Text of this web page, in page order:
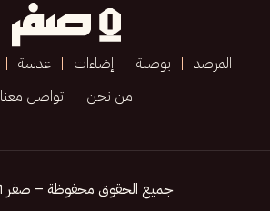
المرصد بوصلة إضاءات عدسة
من نحن
تواصل معنا
جميع الحقوق محفوظة – صفر ٢٠٢٦ ©